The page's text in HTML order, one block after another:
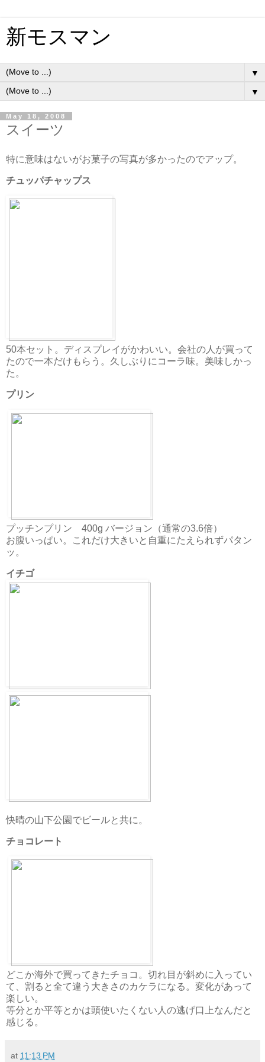
新モスマン
▼
▼
May 18, 2008
スイーツ
特に意味はないがお菓子の写真が多かったのでアップ。
チュッパチャップス
50本セット。ディスプレイがかわいい。会社の人が買って
たので一本だけもらう。久しぶりにコーラ味。美味しかっ
た。
プリン
プッチンプリン 400g バージョン（通常の3.6倍）
お腹いっぱい。これだけ大きいと自重にたえられずパタン
ッ。
イチゴ
快晴の山下公園でビールと共に。
チョコレート
どこか海外で買ってきたチョコ。切れ目が斜めに入ってい
て、割ると全て違う大きさのカケラになる。変化があって
楽しい。
等分とか平等とかは頭使いたくない人の逃げ口上なんだと
感じる。
at 11:13 PM